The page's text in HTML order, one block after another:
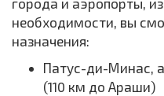
необходимости, вы
назначения:
Патус-ди-Минас,
(110 км до Араши)